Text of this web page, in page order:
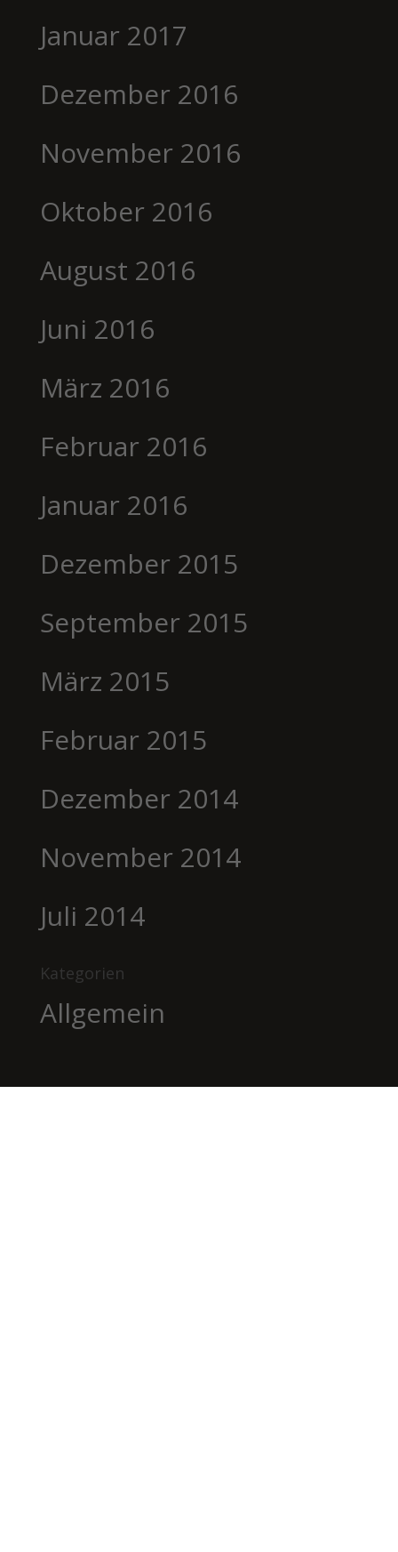
Januar 2017
Dezember 2016
November 2016
Oktober 2016
August 2016
Juni 2016
März 2016
Februar 2016
Januar 2016
Dezember 2015
September 2015
März 2015
Februar 2015
Dezember 2014
November 2014
Juli 2014
Kategorien
Allgemein